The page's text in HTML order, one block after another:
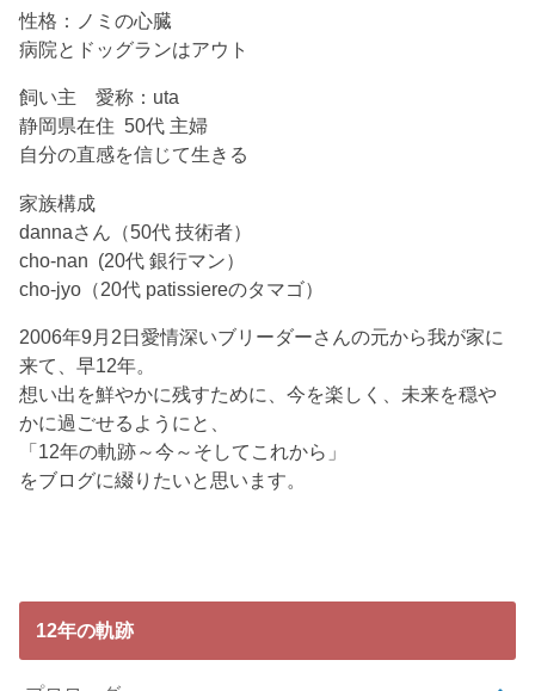
性格：ノミの心臓
病院とドッグランはアウト
飼い主 愛称：uta
静岡県在住 50代 主婦
自分の直感を信じて生きる
家族構成
dannaさん（50代 技術者）
cho-nan (20代 銀行マン）
cho-jyo（20代 patissiereのタマゴ）
2006年9月2日愛情深いブリーダーさんの元から我が家に
来て、早12年。
想い出を鮮やかに残すために、今を楽しく、未来を穏や
かに過ごせるようにと、
「12年の軌跡～今～そしてこれから」
をブログに綴りたいと思います。
12年の軌跡